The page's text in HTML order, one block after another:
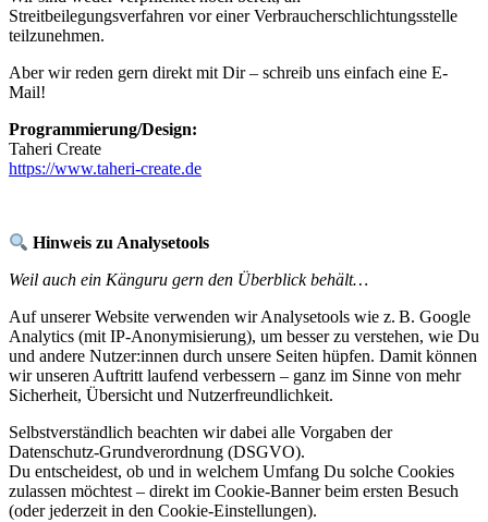
Streitbeilegungsverfahren vor einer Verbraucherschlichtungsstelle
teilzunehmen.
Aber wir reden gern direkt mit Dir – schreib uns einfach eine E-
Mail!
Programmierung/Design:
Taheri Create
https://www.taheri-create.de
Hinweis zu Analysetools
Weil auch ein Känguru gern den Überblick behält…
Auf unserer Website verwenden wir Analysetools wie z. B. Google
Analytics (mit IP-Anonymisierung), um besser zu verstehen, wie Du
und andere Nutzer:innen durch unsere Seiten hüpfen. Damit können
wir unseren Auftritt laufend verbessern – ganz im Sinne von mehr
Sicherheit, Übersicht und Nutzerfreundlichkeit.
Selbstverständlich beachten wir dabei alle Vorgaben der
Datenschutz-Grundverordnung (DSGVO).
Du entscheidest, ob und in welchem Umfang Du solche Cookies
zulassen möchtest – direkt im Cookie-Banner beim ersten Besuch
(oder jederzeit in den Cookie-Einstellungen).